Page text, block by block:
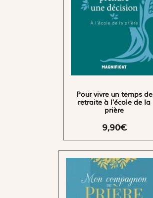
Pour vivre un temps de
retraite à l'école de la
prière
9,90€